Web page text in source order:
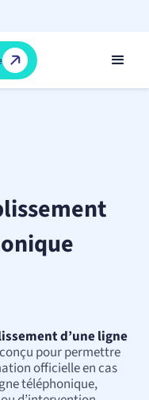
d’une ligne
pour permettre
officielle en cas
téléphonique,